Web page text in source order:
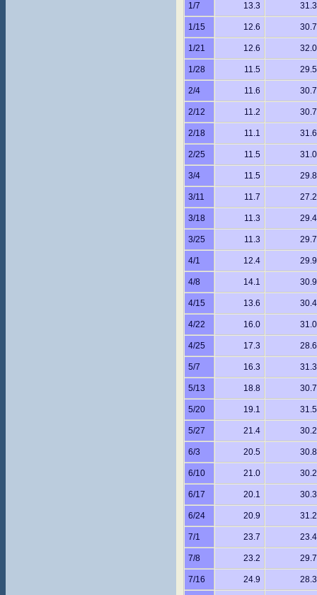
1/7 13.3 31.3
1/15 12.6 30.7
1/21 12.6 32.0
1/28 11.5 29.5
2/4 11.6 30.7
2/12 11.2 30.7
2/18 11.1 31.6
2/25 11.5 31.0
3/4 11.5 29.8
3/11 11.7 27.2
3/18 11.3 29.4
3/25 11.3 29.7
4/1 12.4 29.9
4/8 14.1 30.9
4/15 13.6 30.4
4/22 16.0 31.0
4/25 17.3 28.6
5/7 16.3 31.3
5/13 18.8 30.7
5/20 19.1 31.5
5/27 21.4 30.2
6/3 20.5 30.8
6/10 21.0 30.2
6/17 20.1 30.3
6/24 20.9 31.2
7/1 23.7 23.4
7/8 23.2 29.7
7/16 24.9 28.3